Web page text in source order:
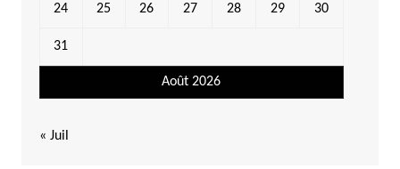
Août 2026
24 25 26 27 28 29 30
31
« Juil